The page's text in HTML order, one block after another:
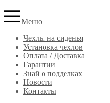
Меню
Чехлы на сиденья
Установка чехлов
Оплата / Доставка
Гарантии
Знай о подделках
Новости
Контакты